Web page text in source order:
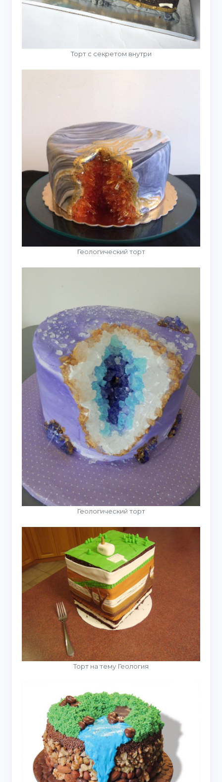
Торт с секретом внутри
Геологический торт
Геологический торт
Торт на тему Геология